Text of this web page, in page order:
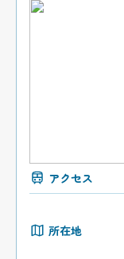
アクセス
所在地